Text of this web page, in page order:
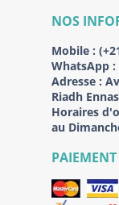
NOS
Mobile :
WhatsApp :
Adresse :
Riadh
Horaires
au